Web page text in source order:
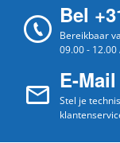
Bel
Bereikbaar
09.00 -
E-Mail
Stel je